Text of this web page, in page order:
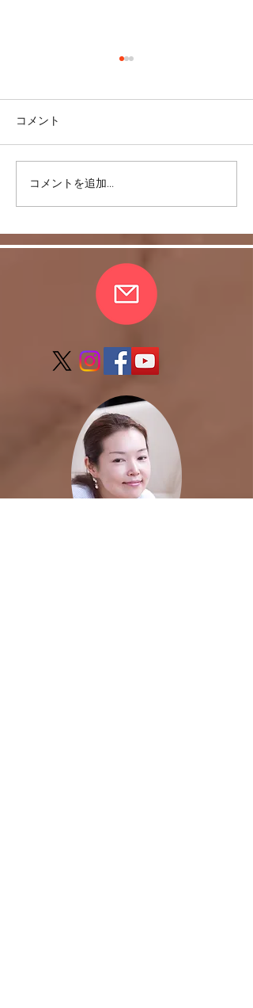
ヒラソル銀座からのお知
らせ/3/13以降の件
コメント
コメントを追加…